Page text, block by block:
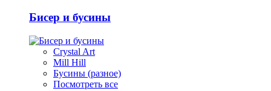
Бисер и бусины
Crystal Art
Mill Hill
Бусины (разное)
Посмотреть все